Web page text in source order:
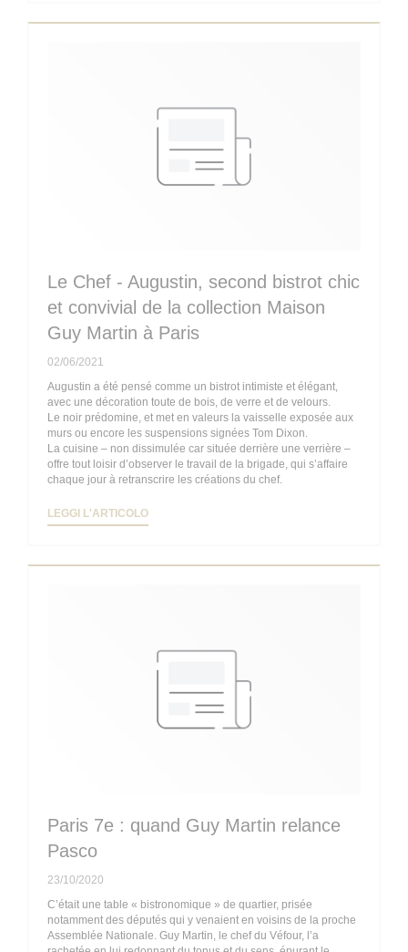
Le Chef - Augustin, second bistrot chic
et convivial de la collection Maison
Guy Martin à Paris
02/06/2021
Augustin a été pensé comme un bistrot intimiste et élégant,
avec une décoration toute de bois, de verre et de velours.
Le noir prédomine, et met en valeurs la vaisselle exposée aux
murs ou encore les suspensions signées Tom Dixon.
La cuisine – non dissimulée car située derrière une verrière –
offre tout loisir d’observer le travail de la brigade, qui s’affaire
chaque jour à retranscrire les créations du chef.
LEGGI L'ARTICOLO((APRE UNA NUOVA FINESTRA))
Paris 7e : quand Guy Martin relance
Pasco
23/10/2020
C’était une table « bistronomique » de quartier, prisée
notamment des députés qui y venaient en voisins de la proche
Assemblée Nationale. Guy Martin, le chef du Véfour, l’a